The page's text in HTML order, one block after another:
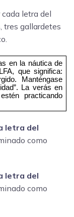
letra del
tres gallardetes
en la náutica de
que significa:
Manténgase
La verás en
practicando
letra del
como
letra del
como